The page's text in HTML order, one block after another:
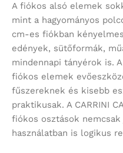
A fiókos alsó elemek
mint a hagyományos
cm-es fiókban
edények, sütőformák,
mindennapi tányérok is.
fiókos elemek
fűszereknek és kisebb
praktikusak. A CARRINI
fiókos osztások
használatban is logikus